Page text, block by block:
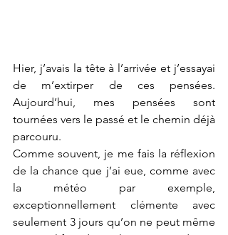
Hier, j’avais la tête à l’arrivée et j’essayai
de m’extirper de ces pensées.
Aujourd’hui, mes pensées sont
tournées vers le passé et le chemin déjà
parcouru.
Comme souvent, je me fais la réflexion
de la chance que j’ai eue, comme avec
la météo par exemple,
exceptionnellement clémente avec
seulement 3 jours qu’on ne peut même